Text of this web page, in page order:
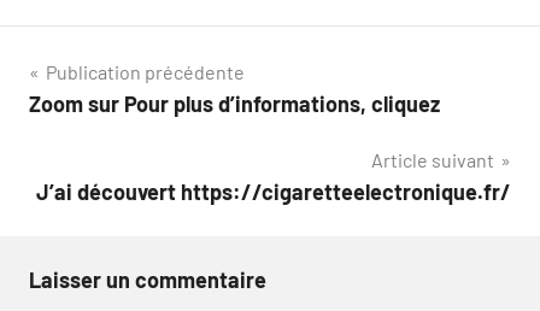
Navigation
de
Publication précédente
Zoom sur Pour plus d’informations, cliquez
Article suivant
J’ai découvert https://cigaretteelectronique.fr/
Laisser un commentaire